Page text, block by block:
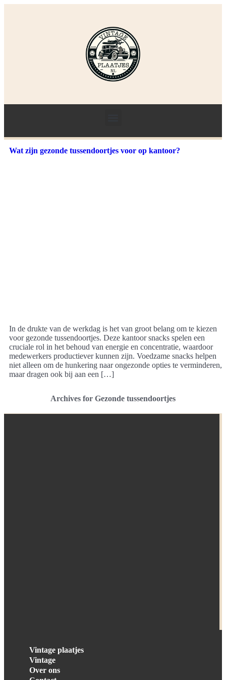
Wat zijn gezonde tussendoortjes voor op kantoor?
In de drukte van de werkdag is het van groot belang om te kiezen
voor gezonde tussendoortjes. Deze kantoor snacks spelen een
cruciale rol in het behoud van energie en concentratie, waardoor
medewerkers productiever kunnen zijn. Voedzame snacks helpen
niet alleen om de hunkering naar ongezonde opties te verminderen,
maar dragen ook bij aan een […]
Archives for Gezonde tussendoortjes
Vintage plaatjes
Vintage
Over ons